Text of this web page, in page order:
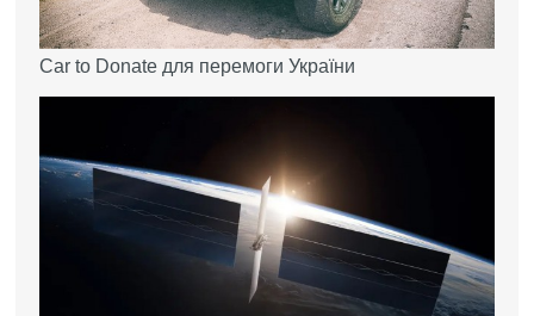
Car to Donate для перемоги України